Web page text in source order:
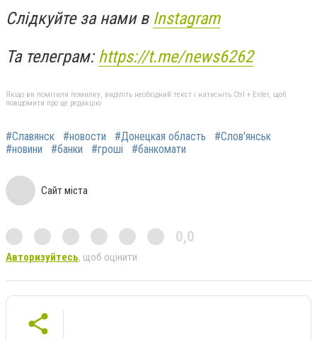
Слідкуйте за нами в Instagram
Та телеграм:https://t.me/news6262
Якщо ви помітили помилку, виділіть необхідний текст і натисніть Ctrl + Enter, щоб
повідомити про це редакцію
#Славянск #новости #Донецкая область
#Слов'янськ
#новини
#банки #гроші #банкомати
Сайт міста
0,0
Авторизуйтесь, щоб оцінити